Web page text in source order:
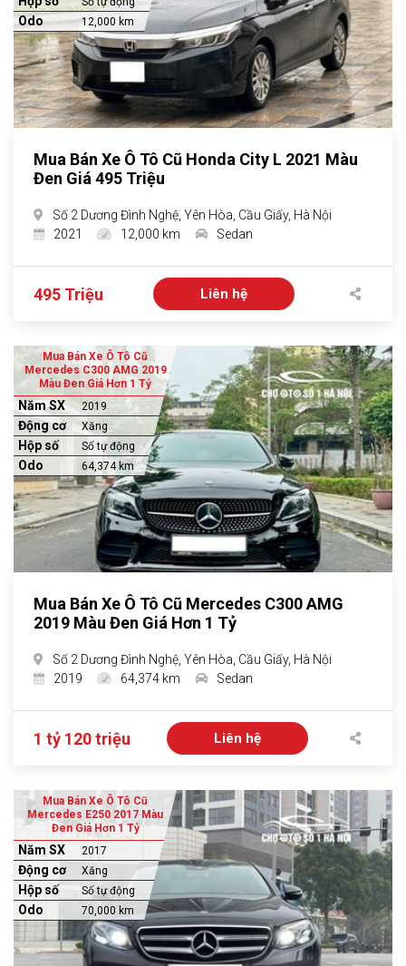
Odo 12,000 km
Mua Bán Xe Ô Tô Cũ Honda City L 2021 Màu
Đen Giá 495 Triệu
Số 2 Dương Đình Nghệ, Yên Hòa, Cầu Giấy, Hà Nội
2021
12,000 km Sedan
495 Triệu Liên hệ
Mua Bán Xe Ô Tô Cũ
Mercedes C300 AMG 2019
Màu Đen Giá Hơn 1 Tỷ
Năm SX 2019
Động cơ Xăng
Hộp số Số tự động
Odo 64,374 km
Mua Bán Xe Ô Tô Cũ Mercedes C300 AMG
2019 Màu Đen Giá Hơn 1 Tỷ
Số 2 Dương Đình Nghệ, Yên Hòa, Cầu Giấy, Hà Nội
2019
64,374 km Sedan
1 tỷ 120 triệu Liên hệ
Mua Bán Xe Ô Tô Cũ
Mercedes E250 2017 Màu
Đen Giá Hơn 1 Tỷ
Năm SX 2017
Động cơ Xăng
Hộp số Số tự động
Odo 70,000 km